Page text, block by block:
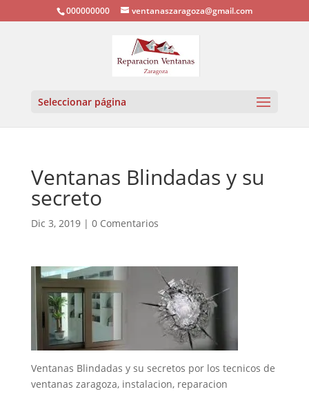
000000000 ventanaszaragoza@gmail.com
Seleccionar página
Ventanas Blindadas y su
secreto
Dic 3, 2019| 0 Comentarios
Ventanas Blindadas y su secretos por los tecnicos de
ventanas zaragoza, instalacion, reparacion